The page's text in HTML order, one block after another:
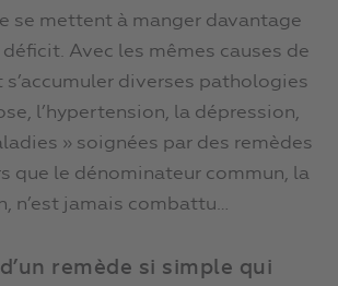
se mettent à manger davantage
déficit. Avec les mêmes causes de
diverses pathologies
l’hypertension, la dépression,
» soignées par des remèdes
que le dénominateur commun, la
n’est jamais combattu…
remède si simple qui